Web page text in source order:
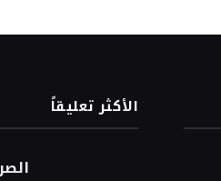
الأكثر تعليقاً